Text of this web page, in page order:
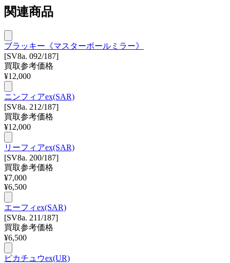
関連商品
ブラッキー《マスターボールミラー》
[SV8a. 092/187]
買取参考価格
¥12,000
ニンフィアex(SAR)
[SV8a. 212/187]
買取参考価格
¥12,000
リーフィアex(SAR)
[SV8a. 200/187]
買取参考価格
¥7,000
¥6,500
エーフィex(SAR)
[SV8a. 211/187]
買取参考価格
¥6,500
ピカチュウex(UR)